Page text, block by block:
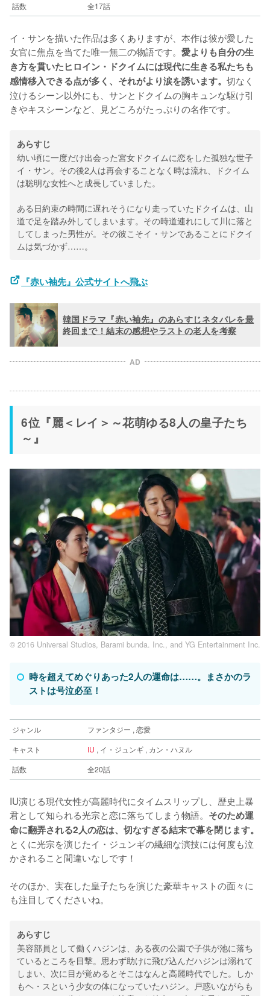
話数
全17話
イ・サンを描いた作品は多くありますが、本作は彼が愛した
女官に焦点を当てた唯一無二の物語です。 愛よりも自分の生
き方を貫いたヒロイン・ドクイムには現代に生きる私たちも
感情移入できる点が多く、それがより涙を誘います。 切なく
泣けるシーン以外にも、サンとドクイムの胸キュンな駆け引
きやキスシーンなど、見どころがたっぷりの名作です。
あらすじ
幼い頃に一度だけ出会った宮女ドクイムに恋をした孤独な世子
イ・サン。その後2人は再会することなく時は流れ、ドクイム
は聡明な女性へと成長していました。
ある日約束の時間に遅れそうになり走っていたドクイムは、山
道で足を踏み外してしまいます。その時道連れにして川に落と
してしまった男性が。その彼こそイ・サンであることにドクイ
ムは気づかず……。
『赤い袖先』公式サイトへ飛ぶ
韓国ドラマ『赤い袖先』のあらすじネタバレを最
終回まで！結末の感想やラストの老人を考察
AD
6位『麗＜レイ＞～花萌ゆる8人の皇子たち
～』
© 2016 Universal Studios, Barami bunda. Inc., and YG Entertainment Inc.
時を超えてめぐりあった2人の運命は……。まさかのラ
ストは号泣必至！
ジャンル
ファンタジー , 恋愛
キャスト
IU , イ・ジュンギ , カン・ハヌル
話数
全20話
IU演じる現代女性が高麗時代にタイムスリップし、歴史上暴
君として知られる光宗と恋に落ちてしまう物語。 そのため運
命に翻弄される2人の恋は、切なすぎる結末で幕を閉じます。
とくに光宗を演じたイ・ジュンギの繊細な演技には何度も泣
かされること間違いなしです！
そのほか、実在した皇子たちを演じた豪華キャストの面々に
も注目してくださいね。
あらすじ
美容部員として働くハジンは、ある夜の公園で子供が池に落ち
ているところを目撃。思わず助けに飛び込んだハジンは溺れて
しまい、次に目が覚めるとそこはなんと高麗時代でした。しか
もヘ・スという少女の体になっていたハジン。戸惑いながらも